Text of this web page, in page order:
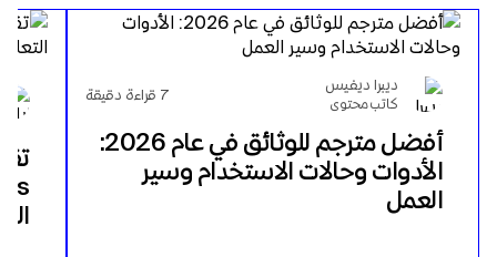
ديبرا ديفيس
كاتب محتوى
7 قراءة دقيقة
أفضل مترجم للوثائق في عام 2026:
الأدوات وحالات الاستخدام وسير
العمل